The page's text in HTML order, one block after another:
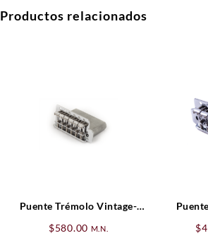
Productos relacionados
Puente Trémolo Vintage-
Strat® (’06-Presente),
$580.00 M.N.
Series
$